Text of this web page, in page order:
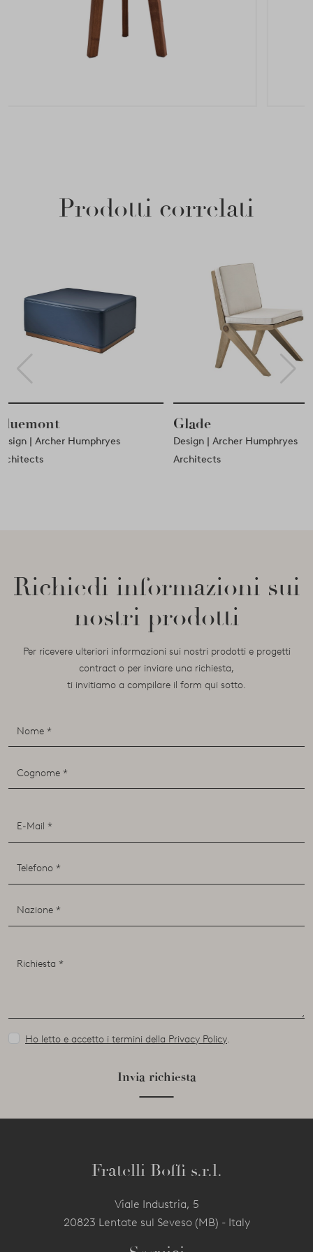
Prodotti correlati
Glade
Design | Archer Humphryes
Architects
Monarch
Design | Archer Humphryes
Architects
Richiedi informazioni sui
nostri prodotti
Per ricevere ulteriori informazioni sui nostri prodotti e progetti
contract o per inviare una richiesta,
ti invitiamo a compilare il form qui sotto.
Ho letto e accetto i termini della Privacy Policy.
Invia richiesta
Fratelli Boffi s.r.l.
Viale Industria, 5
20823 Lentate sul Seveso (MB) - Italy